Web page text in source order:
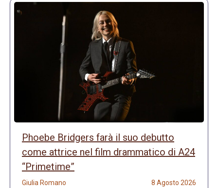
Phoebe Bridgers farà il suo debutto
come attrice nel film drammatico di A24
“Primetime”
Giulia Romano 8 Agosto 2026